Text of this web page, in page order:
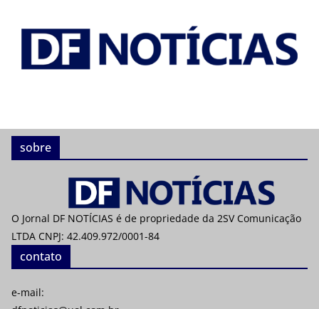
sobre
O Jornal DF NOTÍCIAS é de propriedade da 2SV Comunicação
LTDA CNPJ: 42.409.972/0001-84
contato
e-mail: